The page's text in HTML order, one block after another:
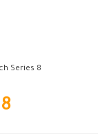
Series 8